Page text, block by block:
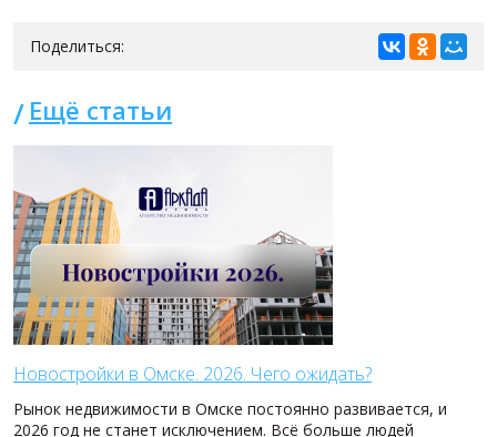
Поделиться:
Ещё статьи
Новостройки в Омске. 2026. Чего ожидать?
Рынок недвижимости в Омске постоянно развивается, и
2026 год не станет исключением. Всё больше людей